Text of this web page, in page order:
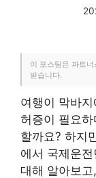
이 포스팅은 파트
받습니다.
여행이 막바
허증이 필요
할까요? 하지
에서 국제운
대해 알아보